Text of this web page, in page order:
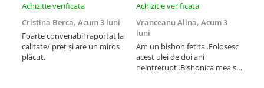
Achizitie verificata
Cristina Berca, Acum 3 luni
Foarte convenabil raportat la
calitate/ preț și are un miros
plăcut.
Achizitie verificata
Vranceanu Alina, Acum 3
luni
Am un bishon fetita .Folosesc
acest ulei de doi ani
neintrerupt .Bishonica mea se